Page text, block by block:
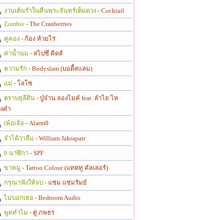
งานเต้นรำในคืนพระจันทร์เต็มดวง - Cocktail
Zombie - The Cranberries
คู่คอง - ก้อง ห้วยไร่
ค่าน้ำนม - สไปซี่ คิดส์
ความรัก - Bodyslam (บอดี้สแลม)
แม่ - โลโซ
ตราบธุลีดิน - ปู่จ๋าน ลองไมค์ feat. ลำไย ไห
คำ
เพ้อเจ้อ - Alarm9
จำได้ว่าลืม - William Jakrapatr
9 นาฬิกา - SPF
ขาหมู - Tattoo Colour (แทตทู คัลเลอร์)
กรุณาฟังให้จบ - แช่ม แช่มรัมย์
ไม่บอกเธอ - Bedroom Audio
พูดทำไม - ตู่ ภพธร